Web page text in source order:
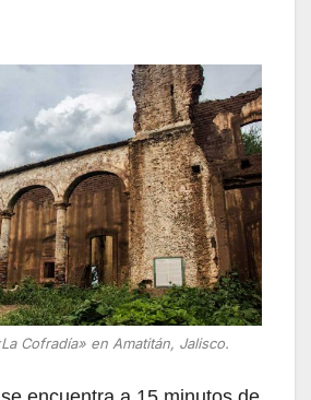
Cofradía» en Amatitán, Jalisco.